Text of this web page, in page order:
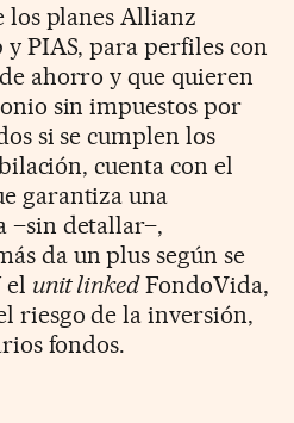
los planes Allianz
PIAS, para perfiles con
ahorro y que quieren
sin impuestos por
si se cumplen los
cuenta con el
garantiza una
detallar–,
da un plus según se
el unit linkedFondoVida,
riesgo de la inversión,
fondos.